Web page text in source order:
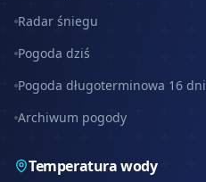
Radar śniegu
Pogoda dziś
Pogoda długoterminowa 16 dni
Archiwum pogody
Temperatura wody